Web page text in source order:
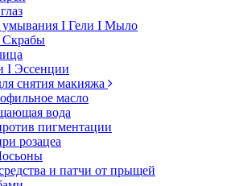
умывания I Гели I Мыло
I Эссенции
снятия макияжа
масло
вода
пигментации
розацеа
и патчи от прыщей